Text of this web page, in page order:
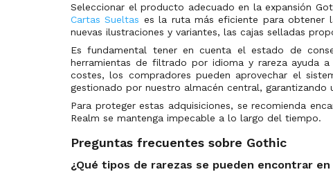
Seleccionar el producto adecuado en la expansión
Cartas Sueltas es la ruta más eficiente para obtener
nuevas ilustraciones y variantes, las cajas selladas
Es fundamental tener en cuenta el estado de
herramientas de filtrado por idioma y rareza ayuda
costes, los compradores pueden aprovechar el
gestionado por nuestro almacén central,
Para proteger estas adquisiciones, se recomienda
Realm se mantenga impecable a lo largo del tiempo.
Preguntas frecuentes sobre Gothic
¿Qué tipos de rarezas se pueden encontrar